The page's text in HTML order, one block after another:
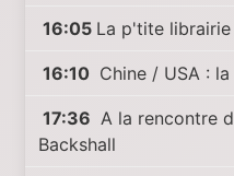
16:05 La p'tite librairie
16:10 Chine / USA :
17:36 A la rencontre
Backshall